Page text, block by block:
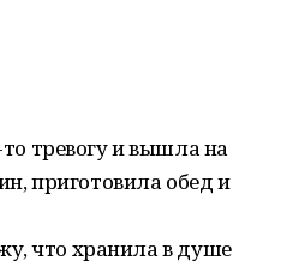
тревогу и вышла на
приготовила обед и
что хранила в душе